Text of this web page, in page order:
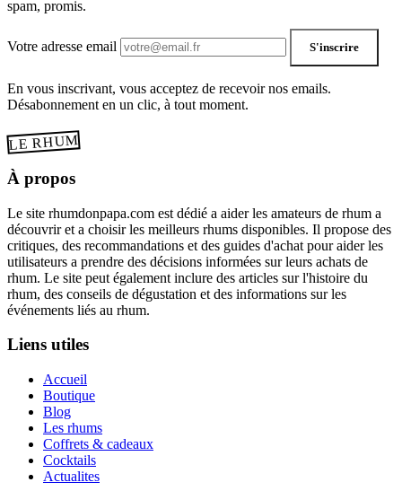
spam, promis.
Votre adresse email S'inscrire
En vous inscrivant, vous acceptez de recevoir nos emails.
Désabonnement en un clic, à tout moment.
LE RHUM
À propos
Le site rhumdonpapa.com est dédié a aider les amateurs de rhum a
découvrir et a choisir les meilleurs rhums disponibles. Il propose des
critiques, des recommandations et des guides d'achat pour aider les
utilisateurs a prendre des décisions informées sur leurs achats de
rhum. Le site peut également inclure des articles sur l'histoire du
rhum, des conseils de dégustation et des informations sur les
événements liés au rhum.
Liens utiles
Accueil
Boutique
Blog
Les rhums
Coffrets & cadeaux
Cocktails
Actualites